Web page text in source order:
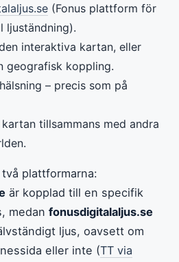
(Fonus plattform för
ljuständning).
interaktiva kartan, eller
geografisk koppling.
– precis som på
tillsammans med andra
plattformarna:
är kopplad till en specifik
medan fonusdigitalaljus.se
ljus, oavsett om
eller inte (TT via